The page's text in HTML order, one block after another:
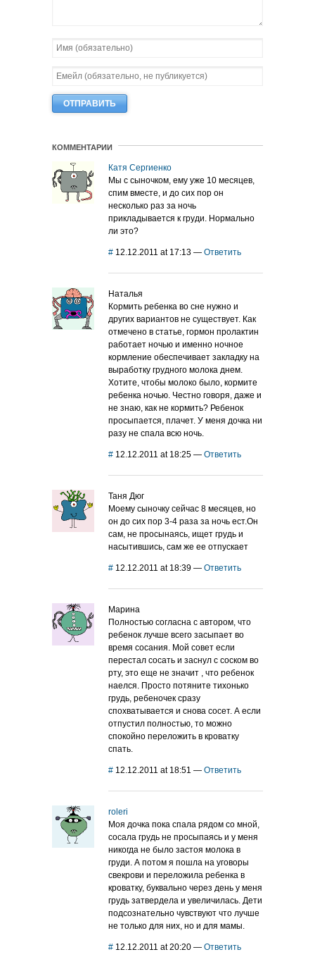
КОММЕНТАРИИ
Катя Сергиенко
Мы с сыночком, ему уже 10 месяцев,
спим вместе, и до сих пор он
несколько раз за ночь
прикладывается к груди. Нормально
ли это?
# 12.12.2011 at 17:13 — Ответить
Наталья
Кормить ребенка во сне нужно и
других вариантов не существует. Как
отмечено в статье, гормон пролактин
работает ночью и именно ночное
кормление обеспечивает закладку на
выработку грудного молока днем.
Хотите, чтобы молоко было, кормите
ребенка ночью. Честно говоря, даже и
не знаю, как не кормить? Ребенок
просыпается, плачет. У меня дочка ни
разу не спала всю ночь.
# 12.12.2011 at 18:25 — Ответить
Таня Дюг
Моему сыночку сейчас 8 месяцев, но
он до сих пор 3-4 раза за ночь ест.Он
сам, не просынаясь, ищет грудь и
насытившись, сам же ее отпускает
# 12.12.2011 at 18:39 — Ответить
Марина
Полностью согласна с автором, что
ребенок лучше всего засыпает во
время сосания. Мой совет если
перестал сосать и заснул с соском во
рту, это еще не значит , что ребенок
наелся. Просто потяните тихонько
грудь, ребеночек сразу
спохватывается и снова сосет. А если
отпустил полностью, то можно
спокойно переложить в кроватку
спать.
# 12.12.2011 at 18:51 — Ответить
roleri
Моя дочка пока спала рядом со мной,
сосала грудь не просыпаясь и у меня
никогда не было застоя молока в
груди. А потом я пошла на уговоры
свекрови и переложила ребенка в
кроватку, буквально через день у меня
грудь затвердела и увеличилась. Дети
подсознательно чувствуют что лучше
не только для них, но и для мамы.
# 12.12.2011 at 20:20 — Ответить